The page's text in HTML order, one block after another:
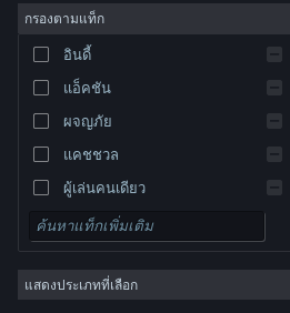
© Valve Corporation สงวนลิขสิทธิ์ เครื่องหมายการค้า
ทั้งหมดเป็นทรัพย์สินของเจ้าของที่เกี่ยวข้องในสหรัฐอเมริกา
และประเทศอื่นนโยบายความเป็นส่วนตัว|กฎหมาย
การคืนเงิน |
สเปน
สเปน-ลาตินอเมริกา
กรีก
กรองตามแท็ก
อินดี้
แอ็คชัน
ผจญภัย
แคชชวล
ผู้เล่นคนเดียว
จำลองสถานการณ์
เกมสวมบทบาท
กลยุทธ์
แสดงประเภทที่เลือก